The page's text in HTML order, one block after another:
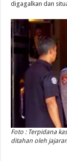
digagalkan dan
Foto : Terpidana
ditahan oleh